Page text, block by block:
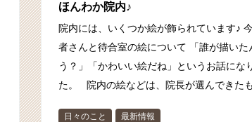
ほんわか院内♪
院内には、いくつか絵が飾られています♪
者さんと待合室の絵について 「誰が描いた
う？」「かわいい絵だね」というお話にな
た。 院内の絵などは、院長が選んできた
日々のこと 最新情報